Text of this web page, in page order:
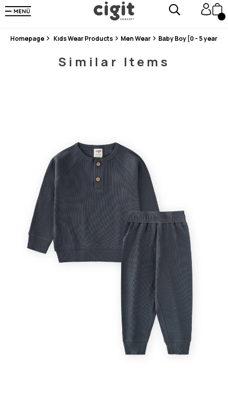
En Uygun Fiyat Garantisi !
300₺ ve Üzeri Alışverişlerde Kargo Ücretsiz !
Homepage Kıds Wear Products Men Wear Baby Boy [0 - 5 years]
Similar Items